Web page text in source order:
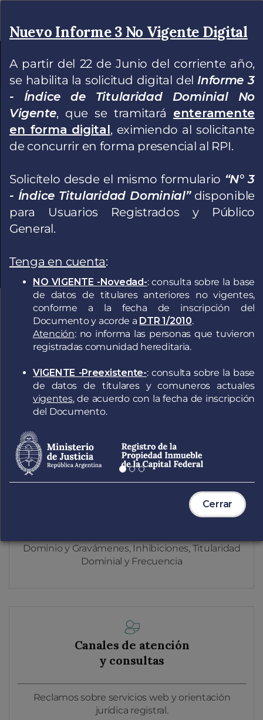
Institucional
Guia de Trámites
Protección de la vivienda
Normativa Personal RPI
Registro de la Propiedad
Inmueble
Inscribimos la transmisión, modificación y
extinción de los Derechos Reales sobre
inmuebles situados en la Ciudad de Buenos
expedición de certificados e informes.
Nuevo Informe 3 No Vigente Digital
A partir del 22 de Junio del corriente año,
se habilita la solicitud digital del Informe 3
- Índice de Titularidad Dominial No
Vigente, que se tramitará enteramente
en forma digital, eximiendo al solicitante
de concurrir en forma presencial al RPI.
Solicítelo desde el mismo formulario “N° 3
- Índice Titularidad Dominial”disponible
para Usuarios Registrados y Público
General.
Tenga en cuenta:
NO VIGENTE -Novedad-: consulta sobre la base
de datos de titulares anteriores no vigentes,
conforme a la fecha de inscripción del
Documento y acorde a DTR 1/2010.
Atención: no informa las personas que tuvieron
registradas comunidad hereditaria.
VIGENTE -Preexistente-: consulta sobre la base
de datos de titulares y comuneros actuales
vigentes, de acuerdo con la fecha de inscripción
del Documento.
Cerrar
Informes, Certificados, Precarga de Minuta,
Presentación Digital, Boleto Compraventa
Informes con pago electrónico (público
Dominio y Gravámenes, Inhibiciones, Titularidad
Dominial y Frecuencia
Canales de atención
y consultas
Reclamos sobre servicios web y orientación
jurídica registral.